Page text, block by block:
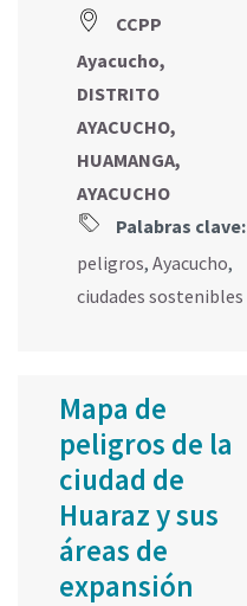
CCPP
Ayacucho,
DISTRITO
AYACUCHO,
HUAMANGA,
AYACUCHO
Palabras clave:
peligros, Ayacucho,
ciudades sostenibles
Mapa de
peligros de la
ciudad de
Huaraz y sus
áreas de
expansión